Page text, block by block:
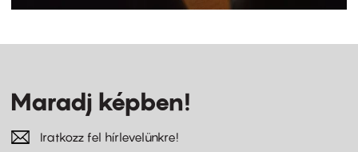
Maradj képben!
Iratkozz fel hírlevelünkre!